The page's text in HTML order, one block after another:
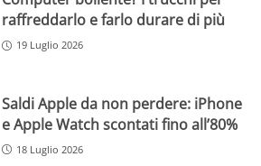
raffreddarlo e farlo durare di più
19 Luglio 2026
Saldi Apple da non perdere: iPhone
e Apple Watch scontati fino all’80%
18 Luglio 2026